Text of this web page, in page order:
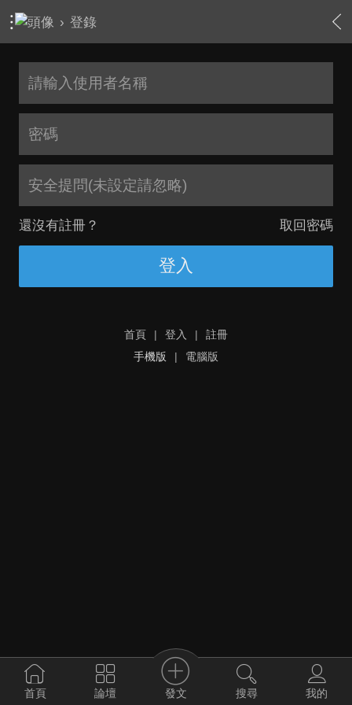
› 登錄
安全提問(未設定請忽略)
還沒有註冊？ 取回密碼
登入
首頁 | 登入 |
註冊
手機版
| 電腦版
首頁 論壇 發文 搜尋 我的